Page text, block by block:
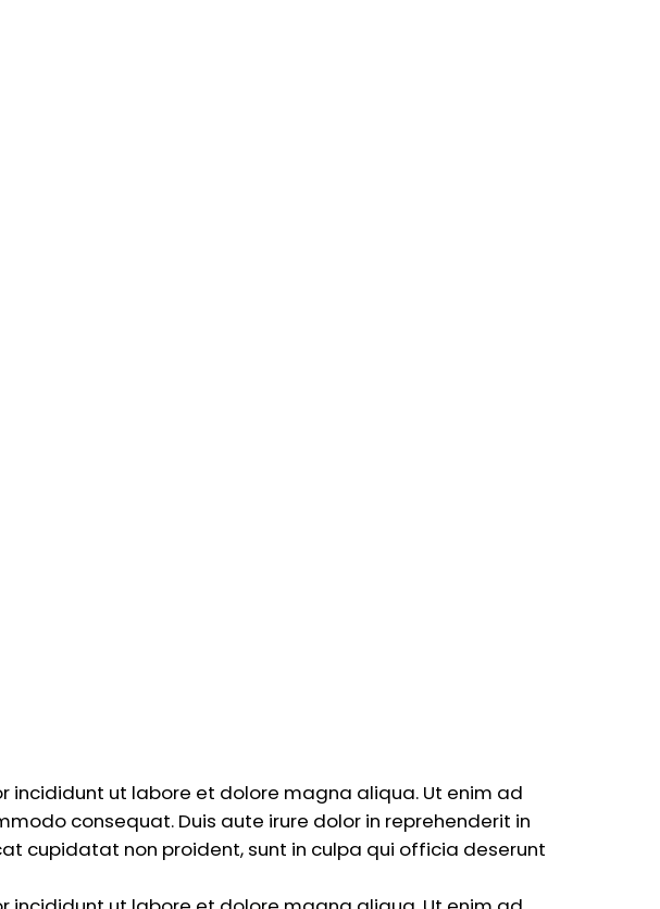
incididunt ut labore et dolore magna aliqua. Ut enim ad
consequat. Duis aute irure dolor in reprehenderit in
cupidatat non proident, sunt in culpa qui officia deserunt